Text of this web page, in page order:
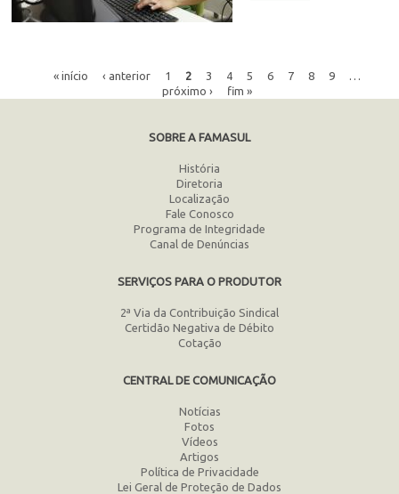
« início ‹ anterior 1 2 3 4 5 6 7 8 9
…
próximo ›
fim »
SOBRE A FAMASUL
História
Diretoria
Localização
Fale Conosco
Programa de Integridade
Canal de Denúncias
SERVIÇOS PARA O PRODUTOR
2ª Via da Contribuição Sindical
Certidão Negativa de Débito
Cotação
CENTRAL DE COMUNICAÇÃO
Notícias
Fotos
Vídeos
Artigos
Política de Privacidade
Lei Geral de Proteção de Dados